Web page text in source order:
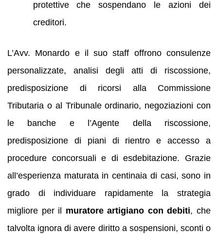
protettive che sospendano le azioni dei
creditori.
L’Avv. Monardo e il suo staff offrono consulenze
personalizzate, analisi degli atti di riscossione,
predisposizione di ricorsi alla Commissione
Tributaria o al Tribunale ordinario, negoziazioni con
le banche e l’Agente della riscossione,
predisposizione di piani di rientro e accesso a
procedure concorsuali e di esdebitazione. Grazie
all’esperienza maturata in centinaia di casi, sono in
grado di individuare rapidamente la strategia
migliore per il muratore artigiano con debiti, che
talvolta ignora di avere diritto a sospensioni, sconti o